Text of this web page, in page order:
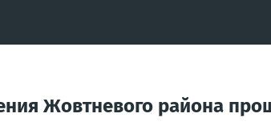
Жовтневого района